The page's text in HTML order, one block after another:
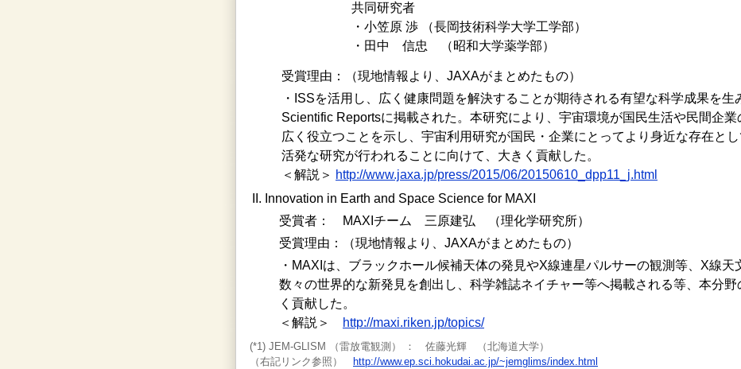
共同研究者
・小笠原 渉 （長岡技術科学大学工学部）
・田中 信忠 （昭和大学薬学部）
受賞理由：（現地情報より、JAXAがまとめたもの）
・ISSを活用し、広く健康問題を解決することが期待される有望な科学成果を生
Scientific Reportsに掲載された。本研究により、宇宙環境が国民生活や民間企業
広く役立つことを示し、宇宙利用研究が国民・企業にとってより身近な存在と
活発な研究が行われることに向けて、大きく貢献した。
＜解説＞ http://www.jaxa.jp/press/2015/06/20150610_dpp11_j.html
II. Innovation in Earth and Space Science for MAXI
受賞者： MAXIチーム 三原建弘 （理化学研究所）
受賞理由：（現地情報より、JAXAがまとめたもの）
・MAXIは、ブラックホール候補天体の発見やX線連星パルサーの観測等、X線天
数々の世界的な新発見を創出し、科学雑誌ネイチャー等へ掲載される等、本分野
く貢献した。
＜解説＞
http://maxi.riken.jp/topics/
(*1) JEM-GLISM （雷放電観測） ： 佐藤光輝 （北海道大学）
（右記リンク参照）
http://www.ep.sci.hokudai.ac.jp/~jemglims/index.html